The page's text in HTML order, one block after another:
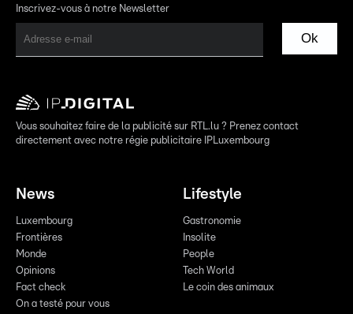
Inscrivez-vous à notre Newsletter
Ok
Vous souhaitez faire de la publicité sur RTL.lu ? Prenez contact
directement avec notre régie publicitaire IPLuxembourg
News
Luxembourg
Frontières
Monde
Opinions
Fact check
On a testé pour vous
Lifestyle
Gastronomie
Insolite
People
Tech World
Le coin des animaux